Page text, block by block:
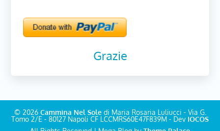
Grazie
© 2026 Cammina Nel Soledi Maria Rosaria Luliucci - Via G.
Tomo 2/E - 80127 Napoli CF LCCMRS60E47F839M - Dev IOCOS